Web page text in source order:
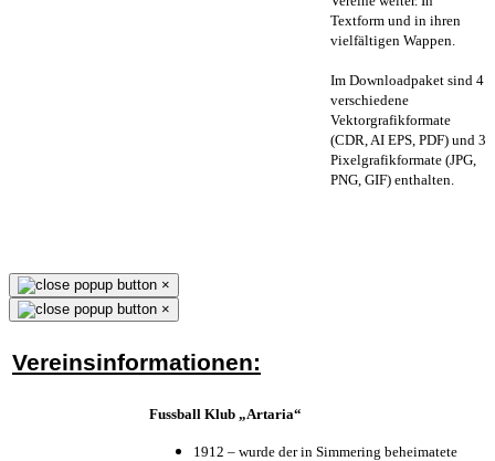
Textform und in ihren
vielfältigen Wappen.
Im Downloadpaket sind 4
verschiedene
Vektorgrafikformate
(CDR, AI EPS, PDF) und 3
Pixelgrafikformate (JPG,
PNG, GIF) enthalten.
×
×
Vereinsinformationen:
Fussball Klub „Artaria“
1912 – wurde der in Simmering beheimatete